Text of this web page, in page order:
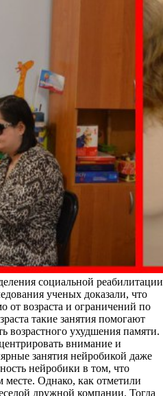
социальной реабилитации
ученых доказали, что
от возраста и ограничений по
такие занятия помогают
возрастного ухудшения памяти.
внимание и
занятия нейробикой даже
нейробики в том, что
Однако, как отметили
дружной компании. Тогда